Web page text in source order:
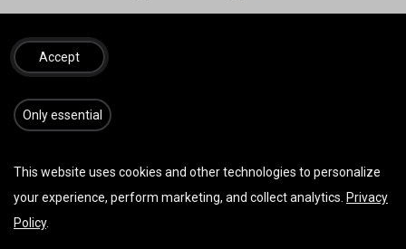
IN DEN WARENKORB
Auf die Wunschliste
AGB
Accept
​​​Only essential
This website uses cookies and other technologies to personalize
your experience, perform marketing, and collect analytics. Privacy
Policy.